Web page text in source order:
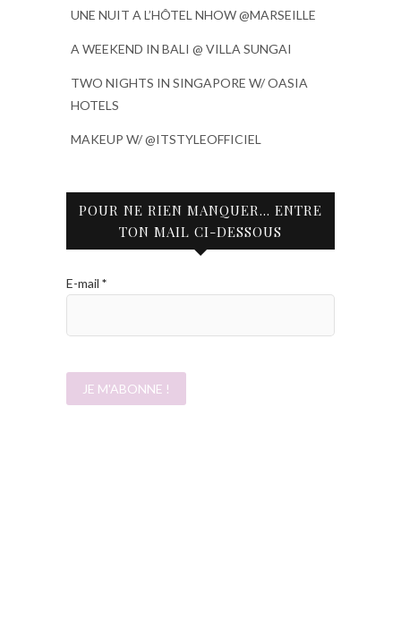
UNE NUIT A L’HÔTEL NHOW @MARSEILLE
A WEEKEND IN BALI @ VILLA SUNGAI
TWO NIGHTS IN SINGAPORE W/ OASIA
HOTELS
MAKEUP W/ @ITSTYLEOFFICIEL
POUR NE RIEN MANQUER… ENTRE
TON MAIL CI-DESSOUS
E-mail *